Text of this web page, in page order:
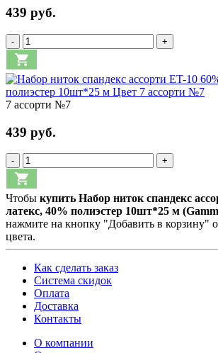
439 руб.
- +
7 ассорти №7
439 руб.
- +
Чтобы купить Набор ниток спандекс
латекс, 40% полиэстер 10шт*25 м
нажмите на кнопку "Добавить в корзину"
цвета.
Как сделать заказ
Система скидок
Оплата
Доставка
Контакты
О компании